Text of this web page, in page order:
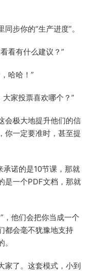
步你的“生产进度”。
看有什么建议？”
哈哈！”
家投票喜欢哪个？”
会极大地提升他们的信
你一定要准时，甚至提
承诺的是10节课，那就
是一个PDF文档，那就
，他们会把你当成一个
都会毫不犹豫地支持
家了。这套模式，小到